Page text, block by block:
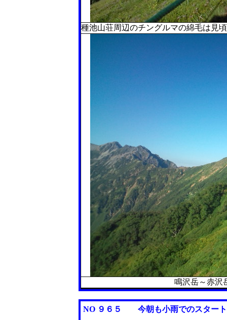
種池山荘周辺のチングルマの綿毛は見
鳴沢岳～赤沢
NO ９６５ 今朝も小雨でのスター